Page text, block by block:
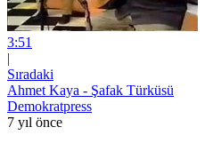
3:51
|
Sıradaki
Ahmet Kaya - Şafak Türküsü
Demokratpress
7 yıl önce